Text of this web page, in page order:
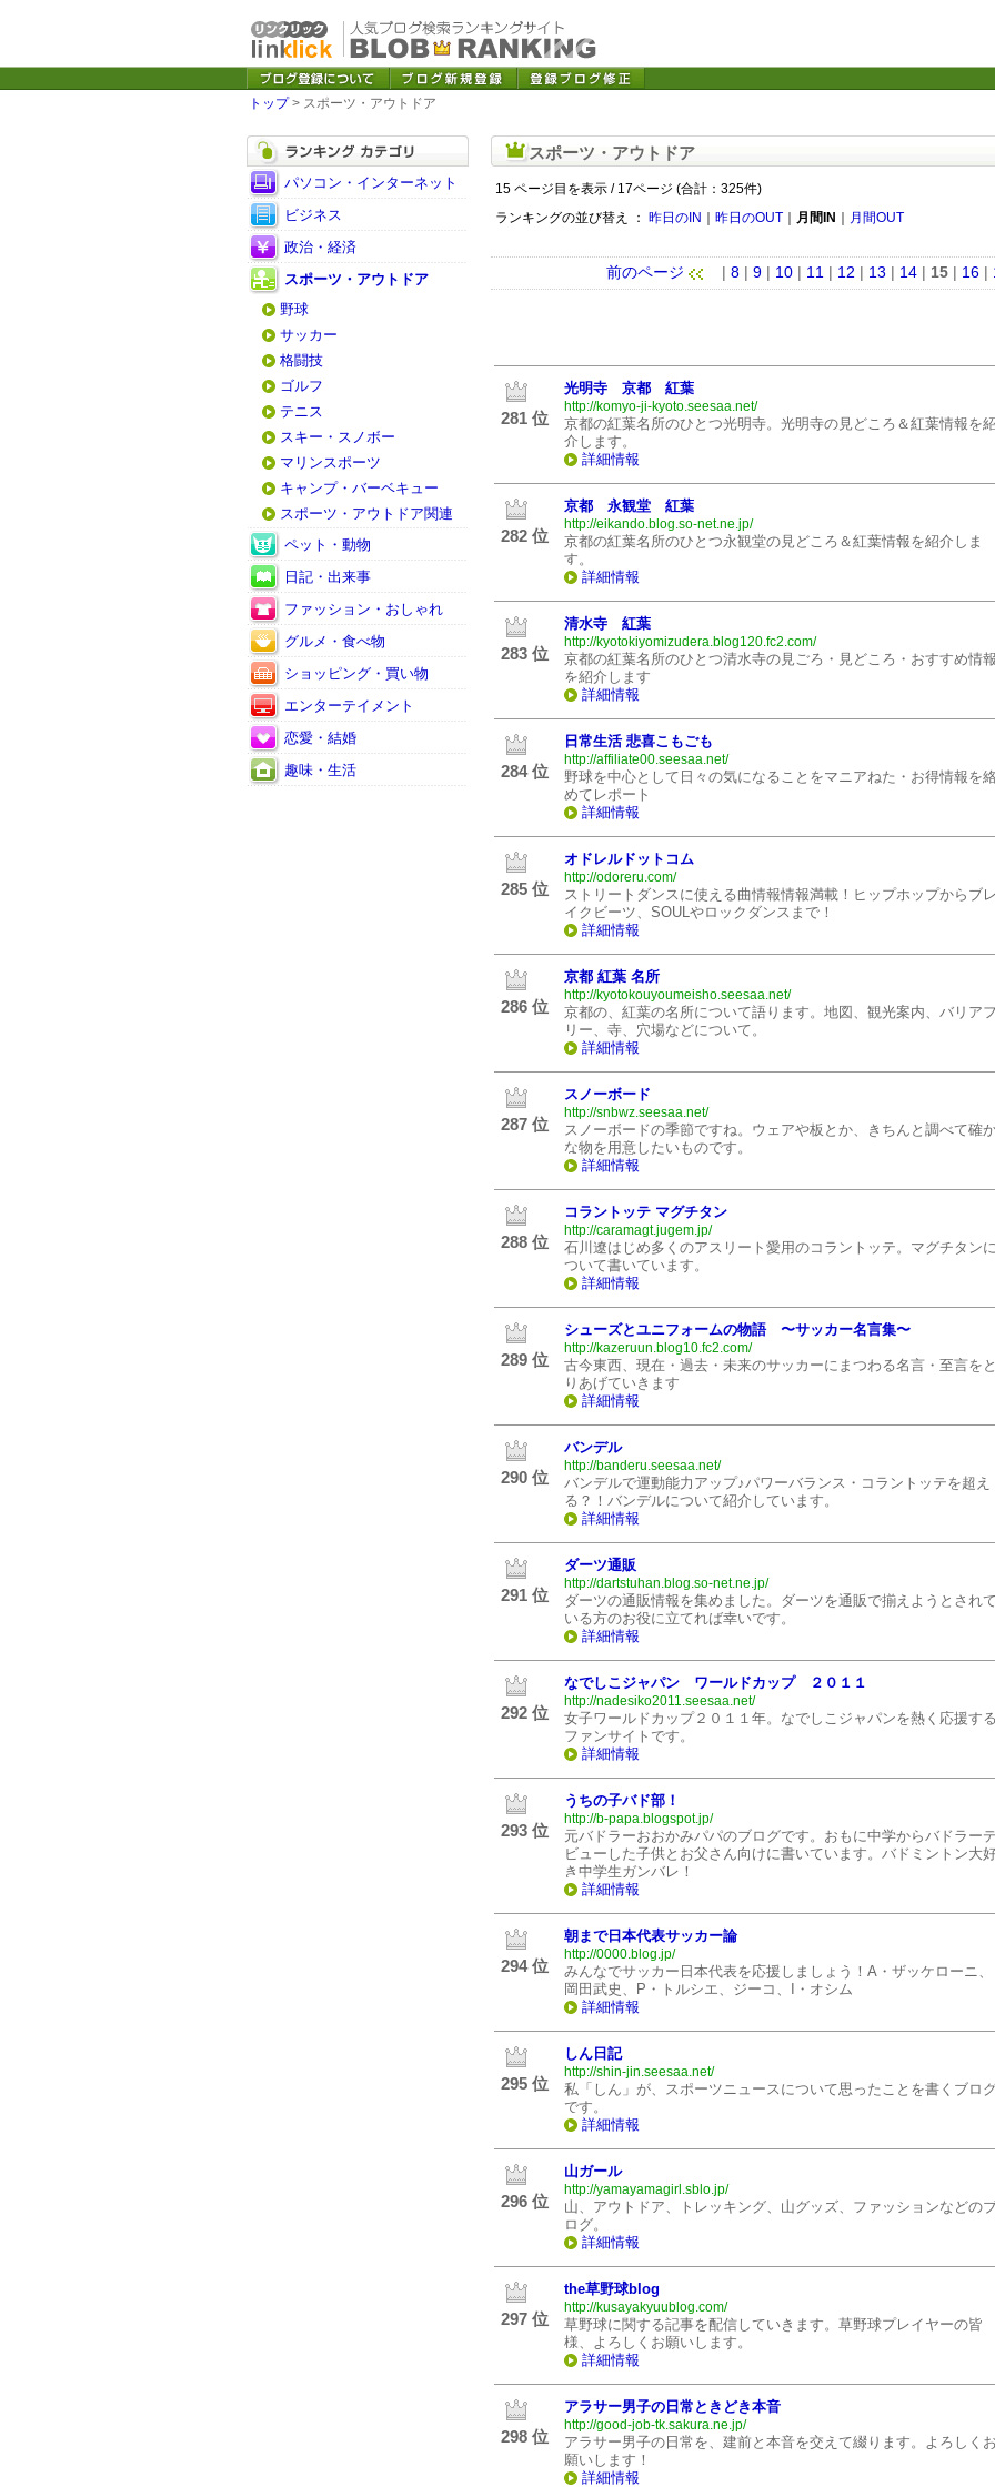
トップ> スポーツ・アウトドア
パソコン・インターネット
ビジネス
政治・経済
スポーツ・アウトドア
野球
サッカー
格闘技
ゴルフ
テニス
スキー・スノボー
マリンスポーツ
キャンプ・バーベキュー
スポーツ・アウトドア関連
ペット・動物
日記・出来事
ファッション・おしゃれ
グルメ・食べ物
ショッピング・買い物
エンターテイメント
恋愛・結婚
趣味・生活
スポーツ・アウトドア
15 ページ目を表示 / 17ページ (合計：325件)
ランキングの並び替え ： 昨日のIN 昨日のOUT 月間IN
月間OUT
前のページ | 8 | 9 | 10 | 11 | 12 | 13 | 14 | 15 | 16 |
281 位
光明寺 京都 紅葉
http://komyo-ji-kyoto.seesaa.net/
京都の紅葉名所のひとつ光明寺。光明寺の見どころ＆紅葉情報を紹
介します。
詳細情報
282 位
京都 永観堂 紅葉
http://eikando.blog.so-net.ne.jp/
京都の紅葉名所のひとつ永観堂の見どころ＆紅葉情報を紹介しま
す。
詳細情報
283 位
清水寺 紅葉
http://kyotokiyomizudera.blog120.fc2.com/
京都の紅葉名所のひとつ清水寺の見ごろ・見どころ・おすすめ情報
を紹介します
詳細情報
284 位
日常生活 悲喜こもごも
http://affiliate00.seesaa.net/
野球を中心として日々の気になることをマニアねた・お得情報を絡
めてレポート
詳細情報
285 位
オドレルドットコム
http://odoreru.com/
ストリートダンスに使える曲情報情報満載！ヒップホップからブレ
イクビーツ、SOULやロックダンスまで！
詳細情報
286 位
京都 紅葉 名所
http://kyotokouyoumeisho.seesaa.net/
京都の、紅葉の名所について語ります。地図、観光案内、バリアフ
リー、寺、穴場などについて。
詳細情報
287 位
スノーボード
http://snbwz.seesaa.net/
スノーボードの季節ですね。ウェアや板とか、きちんと調べて確
な物を用意したいものです。
詳細情報
288 位
コラントッテ マグチタン
http://caramagt.jugem.jp/
石川遼はじめ多くのアスリート愛用のコラントッテ。マグチタンに
ついて書いています。
詳細情報
289 位
シューズとユニフォームの物語 〜サッカー名言集〜
http://kazeruun.blog10.fc2.com/
古今東西、現在・過去・未来のサッカーにまつわる名言・至言をと
りあげていきます
詳細情報
290 位
バンデル
http://banderu.seesaa.net/
バンデルで運動能力アップ♪パワーバランス・コラントッテを超え
る？！バンデルについて紹介しています。
詳細情報
291 位
ダーツ通販
http://dartstuhan.blog.so-net.ne.jp/
ダーツの通販情報を集めました。ダーツを通販で揃えようとされて
いる方のお役に立てれば幸いです。
詳細情報
292 位
なでしこジャパン ワールドカップ ２０１１
http://nadesiko2011.seesaa.net/
女子ワールドカップ２０１１年。なでしこジャパンを熱く応援する
ファンサイトです。
詳細情報
293 位
うちの子バド部！
http://b-papa.blogspot.jp/
元バドラーおおかみパパのブログです。おもに中学からバドラー
ビューした子供とお父さん向けに書いています。バドミントン大
き中学生ガンバレ！
詳細情報
294 位
朝まで日本代表サッカー論
http://0000.blog.jp/
みんなでサッカー日本代表を応援しましょう！A・ザッケローニ、
岡田武史、P・トルシエ、ジーコ、I・オシム
詳細情報
295 位
しん日記
http://shin-jin.seesaa.net/
私「しん」が、スポーツニュースについて思ったことを書くブロ
です。
詳細情報
296 位
山ガール
http://yamayamagirl.sblo.jp/
山、アウトドア、トレッキング、山グッズ、ファッションなどの
ログ。
詳細情報
297 位
the草野球blog
http://kusayakyuublog.com/
草野球に関する記事を配信していきます。草野球プレイヤーの皆
様、よろしくお願いします。
詳細情報
298 位
アラサー男子の日常ときどき本音
http://good-job-tk.sakura.ne.jp/
アラサー男子の日常を、建前と本音を交えて綴ります。よろしくお
願いします！
詳細情報